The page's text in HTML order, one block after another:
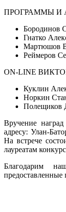
ПРОГРАММЫ И
Бородинов
Гнатко
Мартюшов
Реймеров
ON-LINE
Куклин
Норкин
Полещиков
Вручение
адресу: Улан-
На встрече
лауреатам
Благодарим
предоставленные